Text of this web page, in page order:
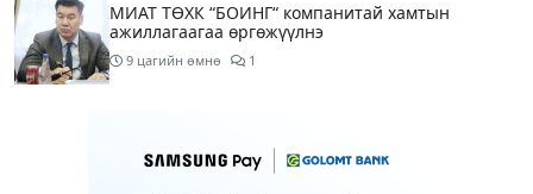
МИАТ ТӨХК “БОИНГ“ компанитай хамтын
ажиллагаагаа өргөжүүлнэ
9 цагийн өмнө 1
хураалт, хадлантай холбоотой ШТС-уудаар
зөөврийн саваар автобензин авч болно